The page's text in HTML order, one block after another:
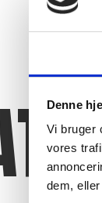
Denne
Vi bruger
vores
dem,